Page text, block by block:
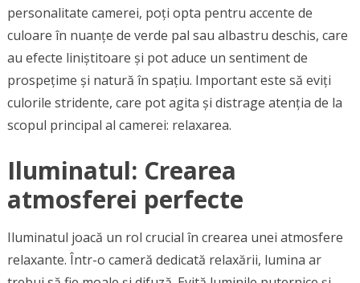
personalitate camerei, poți opta pentru accente de
culoare în nuanțe de verde pal sau albastru deschis, care
au efecte liniștitoare și pot aduce un sentiment de
prospețime și natură în spațiu. Important este să eviți
culorile stridente, care pot agita și distrage atenția de la
scopul principal al camerei: relaxarea.
Iluminatul: Crearea
atmosferei perfecte
Iluminatul joacă un rol crucial în crearea unei atmosfere
relaxante. Într-o cameră dedicată relaxării, lumina ar